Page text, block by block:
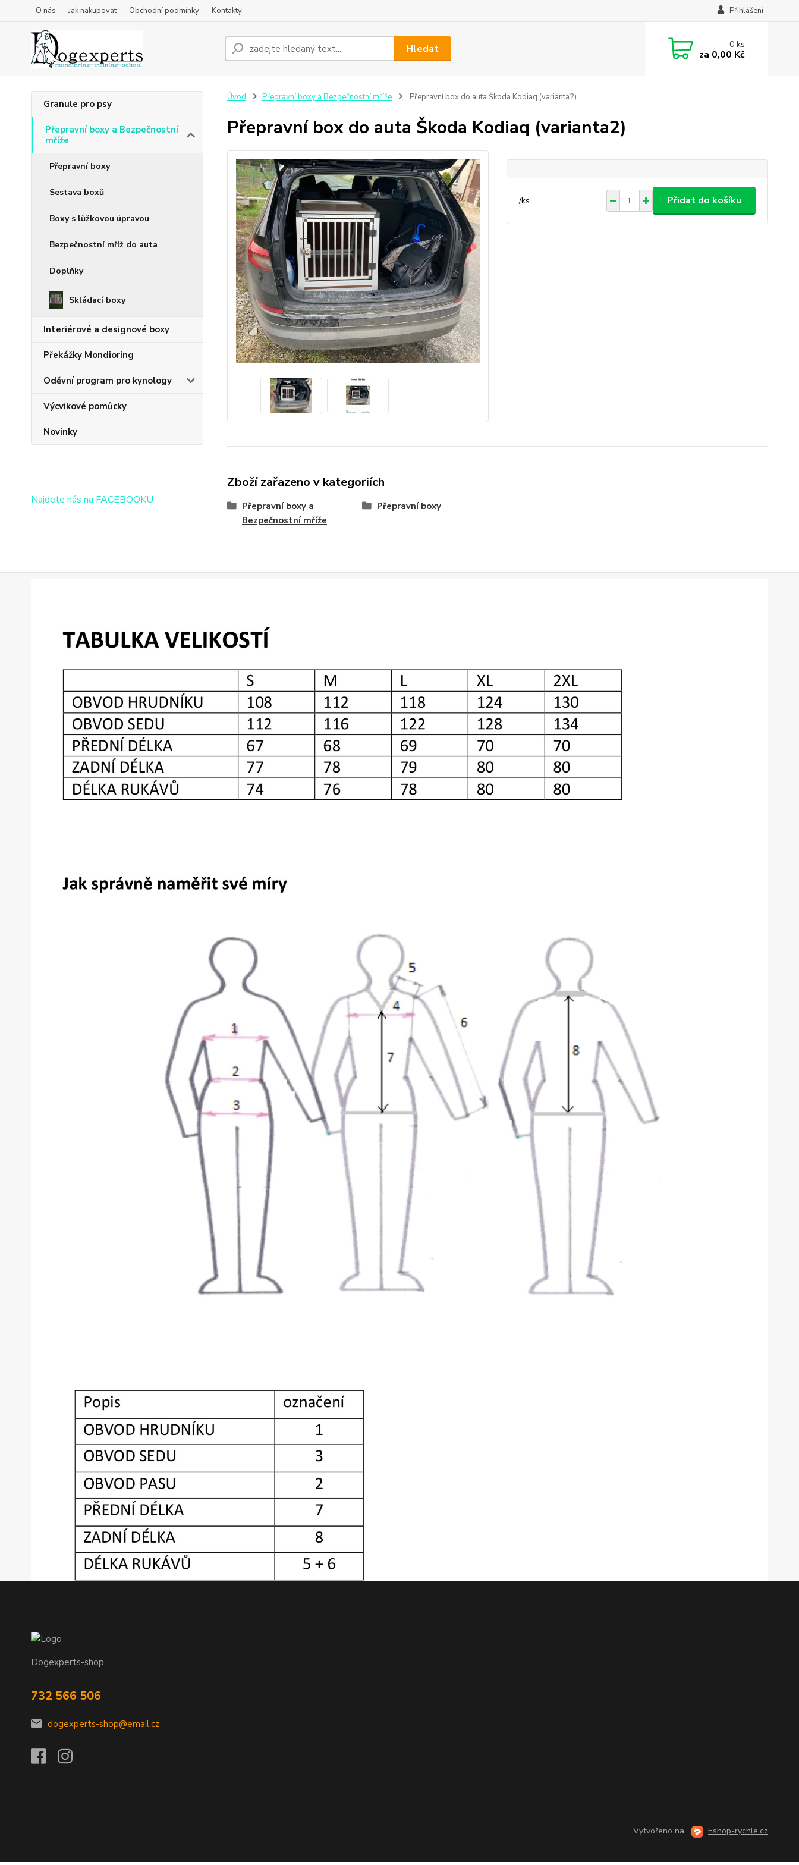
O nás Jak nakupovat Obchodní podmínky Kontakty Přihlášení
Hledat 0ks
za 0,00 Kč
Granule pro psy
Přepravní boxy a Bezpečnostní
mříže
Přepravní boxy
Sestava boxů
Boxy s lůžkovou úpravou
Bezpečnostní mříž do auta
Doplňky
Skládací boxy
Interiérové a designové boxy
Překážky Mondioring
Oděvní program pro kynology
Výcvikové pomůcky
Novinky
Najdete nás na FACEBOOKU
Úvod Přepravní boxy a Bezpečnostní mříže Přepravní box do auta Škoda Kodiaq (varianta2)
Přepravní box do auta Škoda Kodiaq (varianta2)
/ks Přidat do košíku
Zboží zařazeno v kategoriích
Přepravní boxy a
Bezpečnostní mříže
Přepravní boxy
Dogexperts-shop
732 566 506
dogexperts-shop@email.cz
Vytvořeno na Eshop-rychle.cz